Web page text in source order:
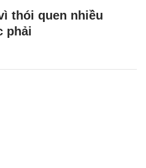
thói quen nhiều
phải